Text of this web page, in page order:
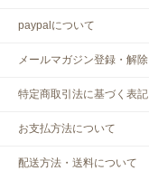
paypalについて
メールマガジン登録・解除
特定商取引法に基づく表記
お支払方法について
配送方法・送料について